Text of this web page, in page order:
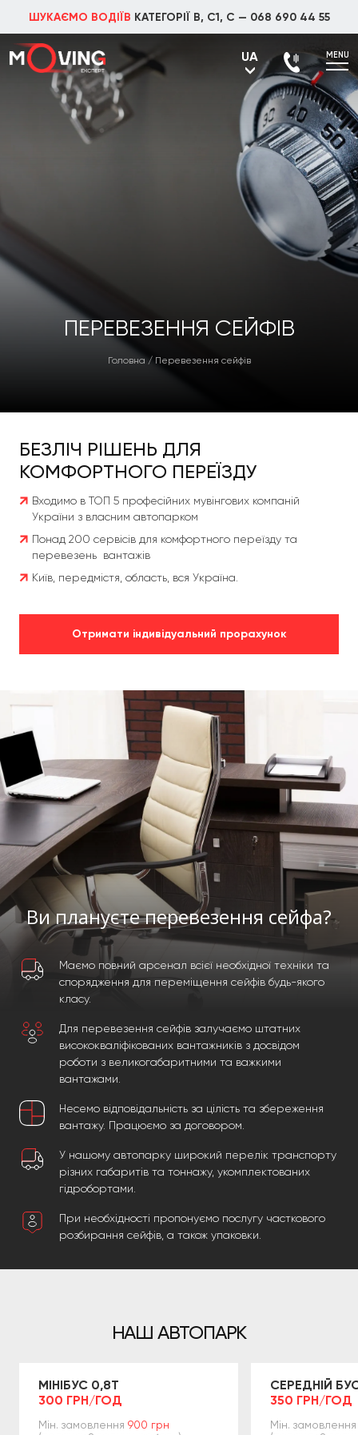
ШУКАЄМО ВОДІЇВ КАТЕГОРІЇ В, С1, С — 068 690 44 55
UA
UA
RU
MENU
ПЕРЕВЕЗЕННЯ СЕЙФІВ
Головна / Перевезення сейфів
БЕЗЛІЧ РІШЕНЬ ДЛЯ
КОМФОРТНОГО ПЕРЕЇЗДУ
Входимо в ТОП 5 професійних мувінгових компаній
України з власним автопарком
Понад 200 сервісів для комфортного переїзду та
перевезень вантажів
Київ, передмістя, область, вся Україна.
Отримати індивідуальний прорахунок
Ви плануєте перевезення сейфа?
Маємо повний арсенал всієї необхідної техніки та
спорядження для переміщення сейфів будь-якого
класу.
Для перевезення сейфів залучаємо штатних
висококваліфікованих вантажників з досвідом
роботи з великогабаритними та важкими
вантажами.
Несемо відповідальність за цілість та збереження
вантажу. Працюємо за договором.
У нашому автопарку широкий перелік транспорту
різних габаритів та тоннажу, укомплектованих
гідробортами.
При необхідності пропонуємо послугу часткового
розбирання сейфів, а також упаковки.
НАШ АВТОПАРК
МІНІБУС 0,8Т
300 ГРН/ГОД
Мін. замовлення 900 грн
СЕРЕДНІЙ
350 ГРН/ГОД
Мін. замовлення